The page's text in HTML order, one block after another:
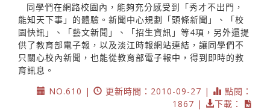
同學們在網路校園內，能夠充分感受到「秀才不出門，
能知天下事」的體驗。新聞中心規劃「頭條新聞」、「校
園快訊」、「藝文新聞」、「招生資訊」等4項，另外還提
供了教育部電子報，以及淡江時報網站連結，讓同學們不
只關心校內新聞，也能從教育部電子報中，得到即時的教
育訊息。
NO.610 |
更新時間：2010-09-27 |
點閱：
1867 |
下載：